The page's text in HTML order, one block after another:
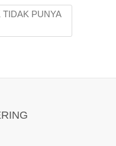
TIDAK PUNYA